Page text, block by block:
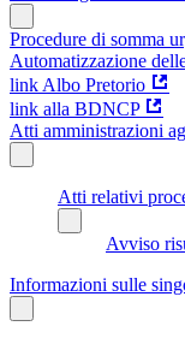
Procedure di somma
Automatizzazione
link Albo Pretorio
link alla BDNCP
Atti amministrazioni
Atti relativi
Avviso
Informazioni sulle